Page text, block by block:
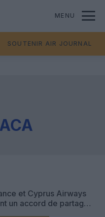
MENU
SOUTENIR AIR JOURNAL
et Cyprus Airways
un accord de partage